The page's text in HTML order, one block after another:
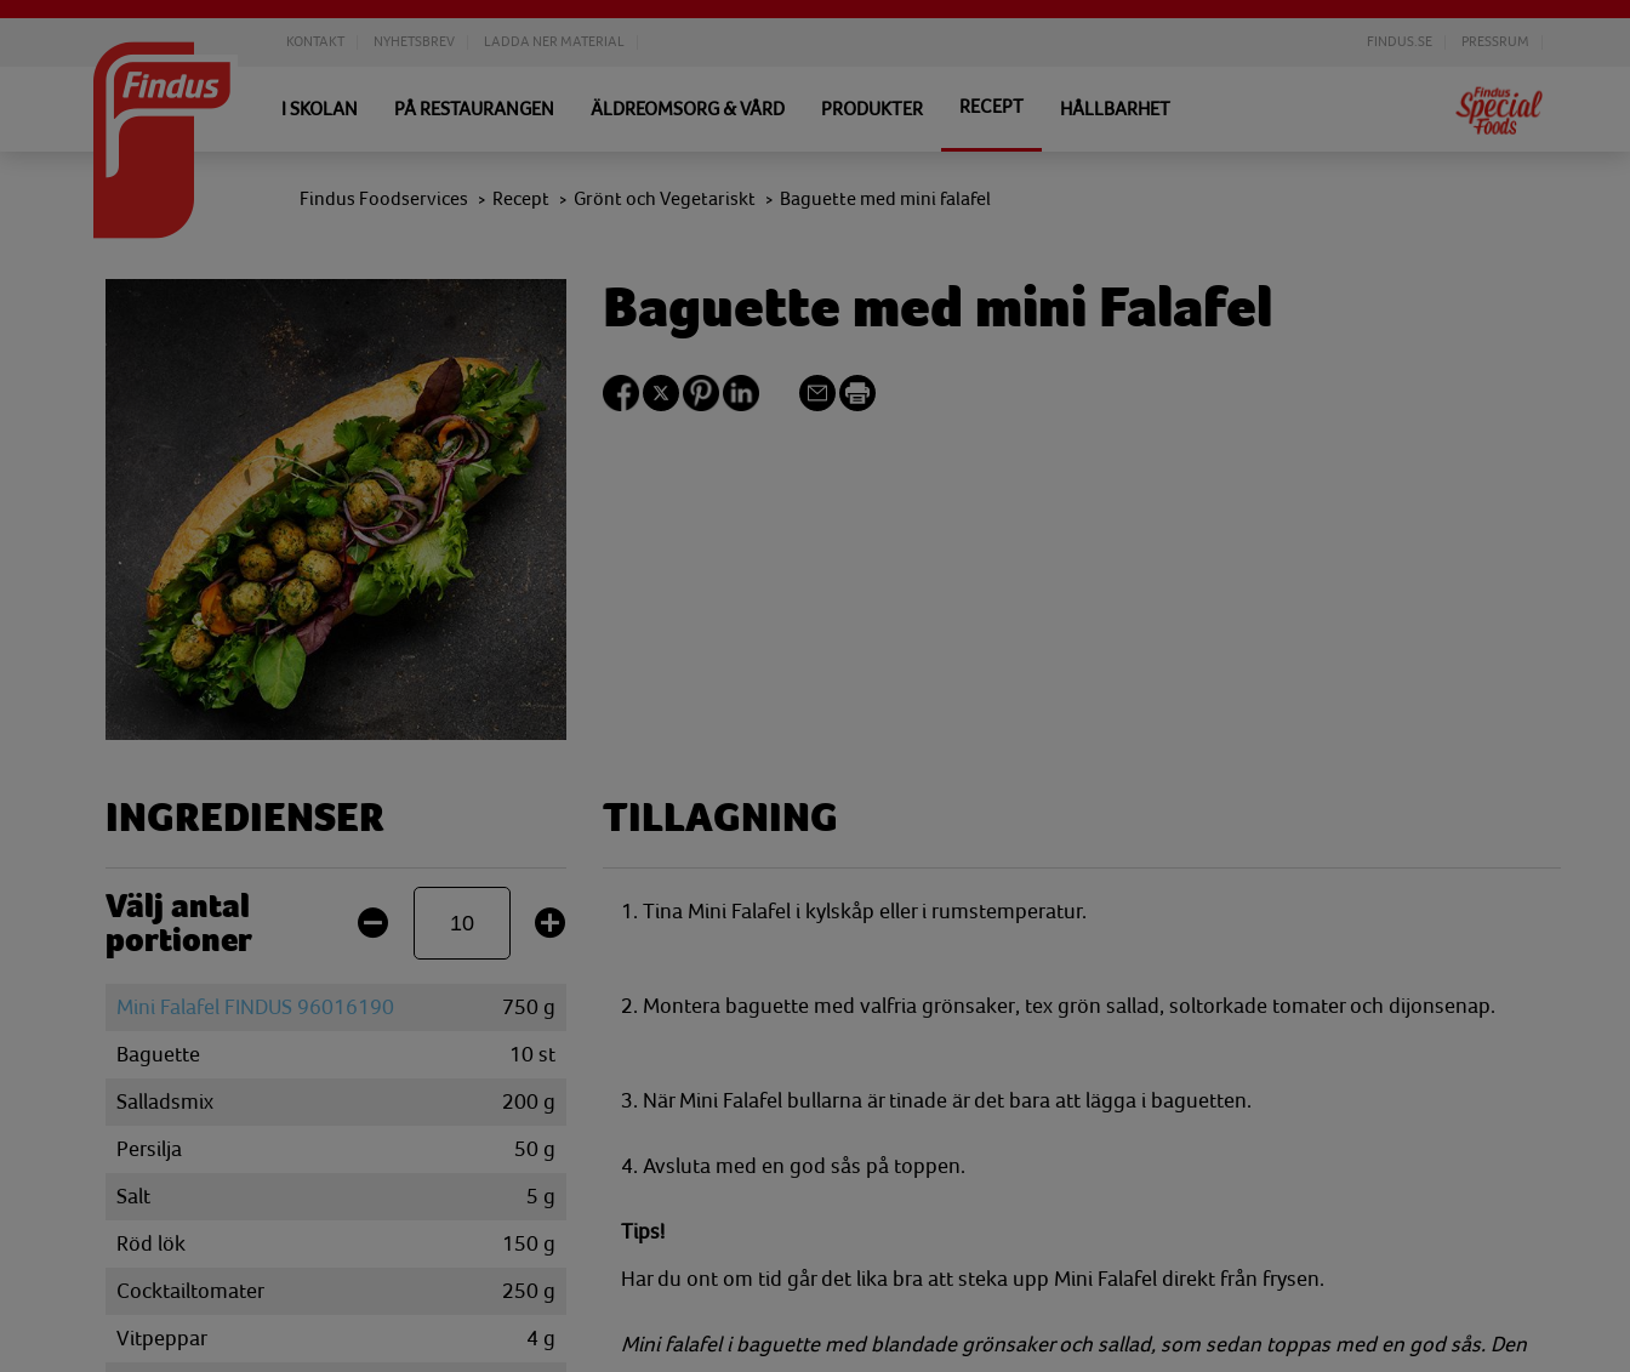
KONTAKT NYHETSBREV LADDA NER MATERIAL FINDUS.SE PRESSRUM
I SKOLAN PÅ RESTAURANGEN ÄLDREOMSORG & VÅRD PRODUKTER RECEPT HÅLLBARHET
Findus Foodservices > Recept > Grönt och Vegetariskt > Baguette med mini falafel
Baguette med mini Falafel
INGREDIENSER
Välj antal
portioner
Mini Falafel FINDUS 96016190 750 g
Baguette
10 st
Salladsmix
200 g
Persilja
50 g
Salt
5 g
Röd lök
150 g
Cocktailtomater
250 g
Vitpeppar
4 g
TILLAGNING
1. Tina Mini Falafel i kylskåp eller i rumstemperatur.
2. Montera baguette med valfria grönsaker, tex grön sallad, soltorkade tomater och dijonsenap.
3. När Mini Falafel bullarna är tinade är det bara att lägga i baguetten.
4. Avsluta med en god sås på toppen.
Tips!
Har du ont om tid går det lika bra att steka upp Mini Falafel direkt från frysen.
Mini falafel i baguette med blandade grönsaker och sallad, som sedan toppas med en god sås. Den